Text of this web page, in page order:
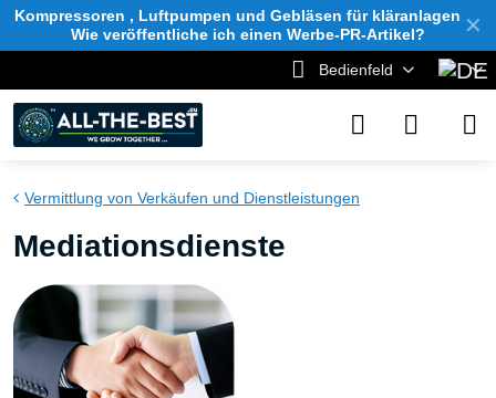
✕
Kompressoren , Luftpumpen und Gebläsen für kläranlagen
Wie veröffentliche ich einen Werbe-PR-Artikel?
Bedienfeld
Vermittlung von Verkäufen und Dienstleistungen
Mediationsdienste